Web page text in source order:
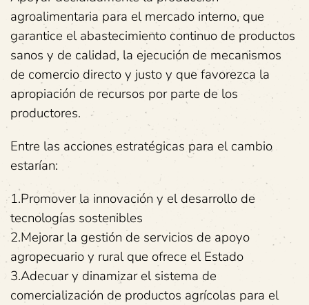
agroalimentaria para el mercado interno, que
garantice el abastecimiento continuo de productos
sanos y de calidad, la ejecución de mecanismos
de comercio directo y justo y que favorezca la
apropiación de recursos por parte de los
productores.
Entre las acciones estratégicas para el cambio
estarían:
1.Promover la innovación y el desarrollo de
tecnologías sostenibles
2.Mejorar la gestión de servicios de apoyo
agropecuario y rural que ofrece el Estado
3.Adecuar y dinamizar el sistema de
comercialización de productos agrícolas para el